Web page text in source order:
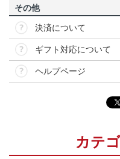
その他
決済について
ギフト対応について
ヘルプページ
カテ